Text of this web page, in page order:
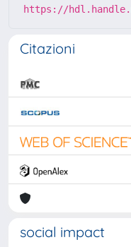
https://
Citazioni
social impact